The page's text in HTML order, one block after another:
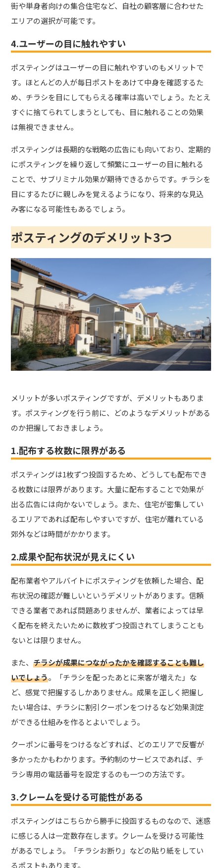
街や単身者向けの集合住宅など、自社の顧客層に合わせた
エリアの選択が可能です。
4.ユーザーの目に触れやすい
ポスティングはユーザーの目に触れやすいのもメリットで
す。ほとんどの人が毎日ポストをあけて中身を確認するた
め、チラシを目にしてもらえる確率は高いでしょう。たとえ
すぐに捨てられてしまうとしても、目に触れることの効果
は無視できません。
ポスティングは長期的な戦略の広告にも向いており、定期的
にポスティングを繰り返して頻繁にユーザーの目に触れる
ことで、サブリミナル効果が期待できるからです。チラシを
目にするたびに親しみを覚えるようになり、将来的な見込
み客になる可能性もあるでしょう。
ポスティングのデメリット3つ
メリットが多いポスティングですが、デメリットもありま
す。ポスティングを行う前に、どのようなデメリットがある
のか把握しておきましょう。
1.配布する枚数に限界がある
ポスティングは1枚ずつ投函するため、どうしても配布でき
る枚数には限界があります。大量に配布することで効果が
出る広告には向かないでしょう。また、住宅が密集してい
るエリアであれば配布しやすいですが、住宅が離れている
郊外などは時間がかかります。
2.成果や配布状況が見えにくい
配布業者やアルバイトにポスティングを依頼した場合、配
布状況の確認が難しいというデメリットがあります。信頼
できる業者であれば問題ありませんが、業者によっては早
く配布を終えたいために数枚ずつ投函されてしまうことも
ないとは限りません。
また、チラシが成果につながったかを確認することも難し
いでしょう。「チラシを配ったあとに来客が増えた」な
ど、感覚で把握するしかありません。成果を正しく把握し
たい場合は、チラシに割引クーポンをつけるなど効果測定
ができる仕組みを作るとよいでしょう。
クーポンに番号をつけるなどすれば、どのエリアで反響が
多かったかもわかります。予約制のサービスであれば、チ
ラシ専用の電話番号を設定するのも一つの方法です。
3.クレームを受ける可能性がある
ポスティングはこちらから勝手に投函するものなので、迷惑
に感じる人は一定数存在します。クレームを受ける可能性
があるでしょう。「チラシお断り」などの貼り紙をしてい
るポストもあります。